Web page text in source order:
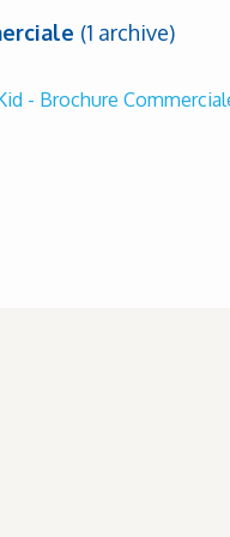
(1 archive)
- Brochure